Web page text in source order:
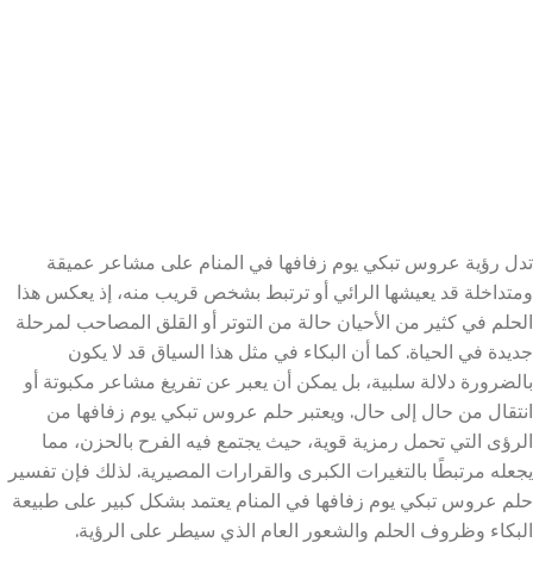
تدل رؤية عروس تبكي يوم زفافها في المنام على مشاعر عميقة
ومتداخلة قد يعيشها الرائي أو ترتبط بشخص قريب منه، إذ يعكس هذا
الحلم في كثير من الأحيان حالة من التوتر أو القلق المصاحب لمرحلة
جديدة في الحياة. كما أن البكاء في مثل هذا السياق قد لا يكون
بالضرورة دلالة سلبية، بل يمكن أن يعبر عن تفريغ مشاعر مكبوتة أو
انتقال من حال إلى حال. ويعتبر حلم عروس تبكي يوم زفافها من
الرؤى التي تحمل رمزية قوية، حيث يجتمع فيه الفرح بالحزن، مما
يجعله مرتبطًا بالتغيرات الكبرى والقرارات المصيرية. لذلك فإن تفسير
حلم عروس تبكي يوم زفافها في المنام يعتمد بشكل كبير على طبيعة
البكاء وظروف الحلم والشعور العام الذي سيطر على الرؤية.